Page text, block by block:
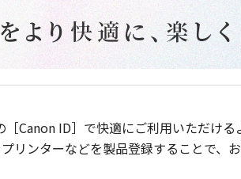
Canon ID］で快適にご利用いただける
リンターなどを製品登録することで、